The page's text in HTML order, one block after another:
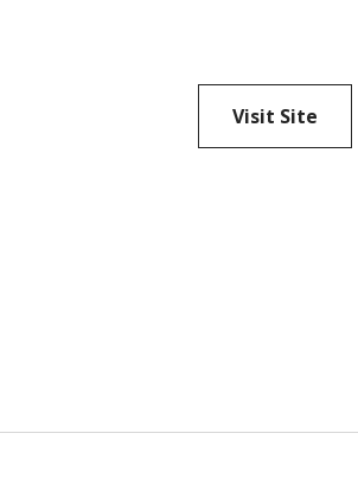
Visit Site